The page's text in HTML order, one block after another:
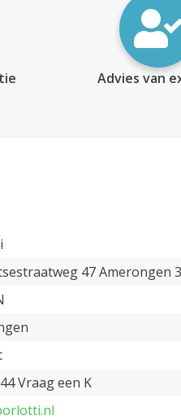
Advies van
47 Amerongen
Vraag een K